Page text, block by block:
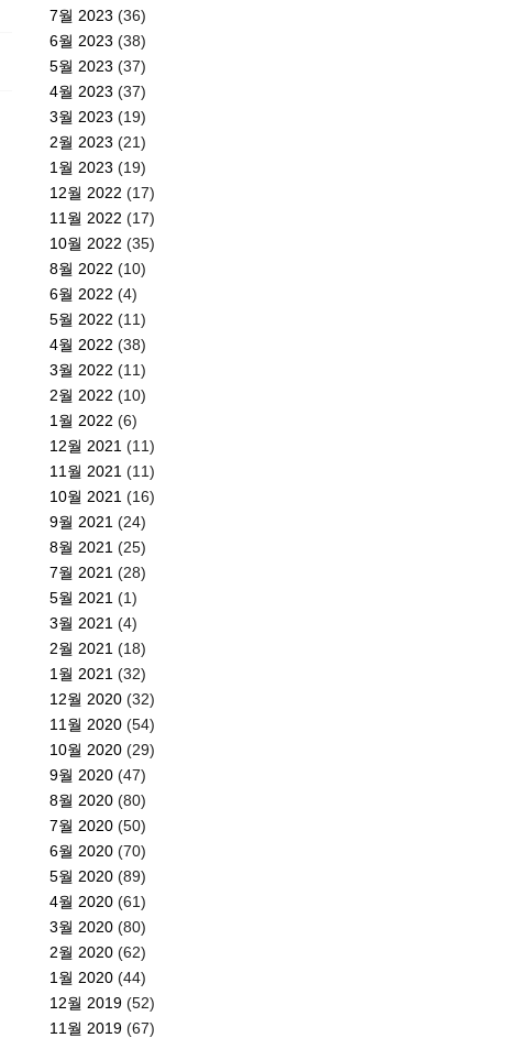
7월 2023 (36)
6월 2023 (38)
5월 2023 (37)
4월 2023 (37)
3월 2023 (19)
2월 2023 (21)
1월 2023 (19)
12월 2022 (17)
11월 2022 (17)
10월 2022 (35)
8월 2022 (10)
6월 2022 (4)
5월 2022 (11)
4월 2022 (38)
3월 2022 (11)
2월 2022 (10)
1월 2022 (6)
12월 2021 (11)
11월 2021 (11)
10월 2021 (16)
9월 2021 (24)
8월 2021 (25)
7월 2021 (28)
5월 2021 (1)
3월 2021 (4)
2월 2021 (18)
1월 2021 (32)
12월 2020 (32)
11월 2020 (54)
10월 2020 (29)
9월 2020 (47)
8월 2020 (80)
7월 2020 (50)
6월 2020 (70)
5월 2020 (89)
4월 2020 (61)
3월 2020 (80)
2월 2020 (62)
1월 2020 (44)
12월 2019 (52)
11월 2019 (67)